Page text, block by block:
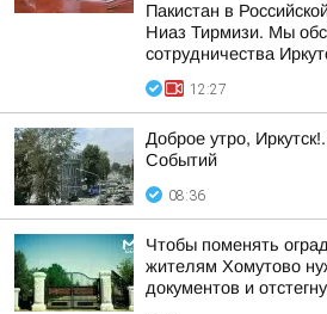
Пакистан в
Ниаз Тирмизи. Мы
сотрудничества
12:27
Доброе утро,
Событий
08:36
Чтобы поменять
жителям Хомутово
документов и